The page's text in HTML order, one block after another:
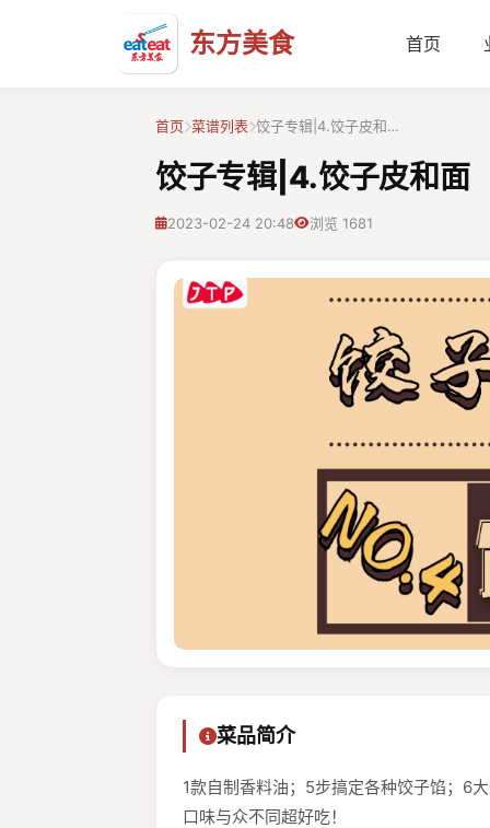
东方美食 首页
首页 菜谱列表 饺子专辑|4.饺子皮和…
饺子专辑|4.饺子皮和面
2023-02-24 20:48 浏览 1681
菜品简介
1款自制香料油；5步搞定各种饺子馅；6
口味与众不同超好吃！